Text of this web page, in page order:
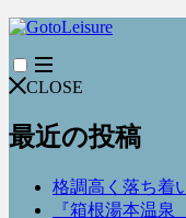
CLOSE
最近の投稿
格調高く落ち着
『箱根湯本温